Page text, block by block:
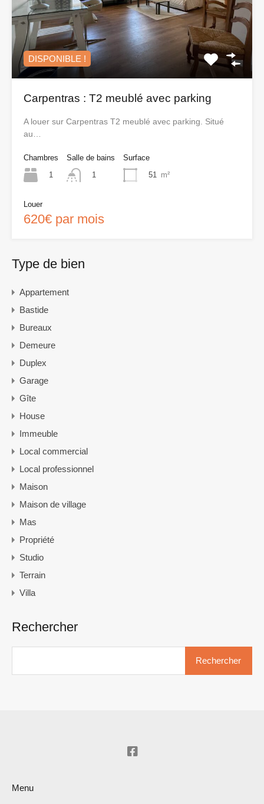
DISPONIBLE !
Carpentras : T2 meublé avec parking
A louer sur Carpentras T2 meublé avec parking. Situé
au…
Chambres
1
Salle de bains
1
Surface
51
m²
Louer
620€ par mois
Type de bien
Appartement
Bastide
Bureaux
Demeure
Duplex
Garage
Gîte
House
Immeuble
Local commercial
Local professionnel
Maison
Maison de village
Mas
Propriété
Studio
Terrain
Villa
Rechercher
Menu